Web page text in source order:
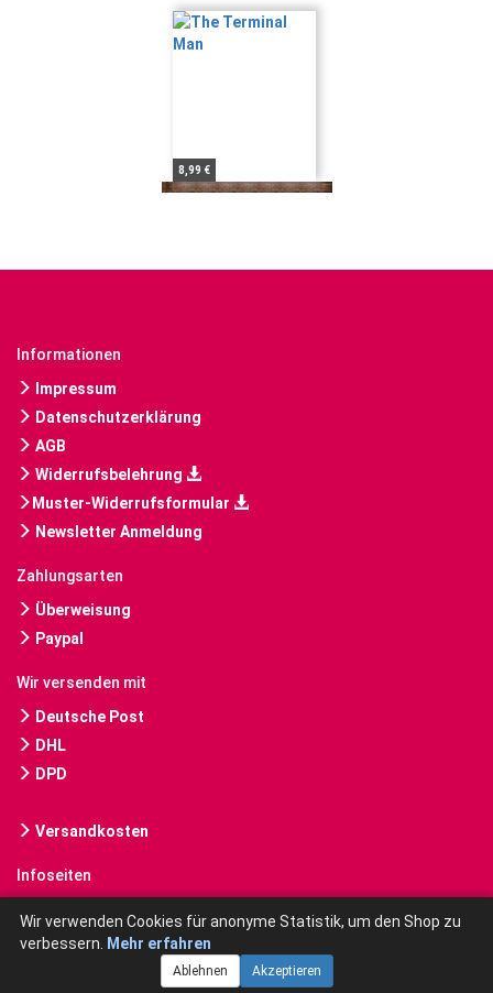
8,99 €
Informationen
Impressum
Datenschutzerklärung
AGB
Widerrufsbelehrung
Muster-Widerrufsformular
Newsletter Anmeldung
Zahlungsarten
Überweisung
Paypal
Wir versenden mit
Deutsche Post
DHL
DPD
Versandkosten
Infoseiten
Wir verwenden Cookies für anonyme Statistik, um den Shop zu
verbessern.
Mehr erfahren
Ablehnen Akzeptieren